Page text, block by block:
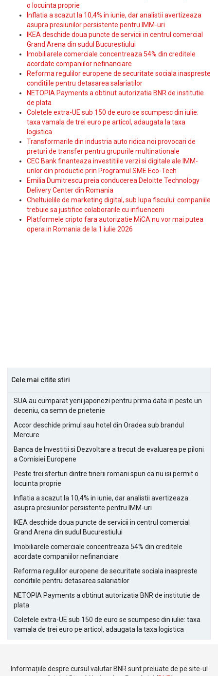
o locuinta proprie
Inflatia a scazut la 10,4% in iunie, dar analistii avertizeaza
asupra presiunilor persistente pentru IMM-uri
IKEA deschide doua puncte de servicii in centrul comercial
Grand Arena din sudul Bucurestiului
Imobiliarele comerciale concentreaza 54% din creditele
acordate companiilor nefinanciare
Reforma regulilor europene de securitate sociala inaspreste
conditiile pentru detasarea salariatilor
NETOPIA Payments a obtinut autorizatia BNR de institutie
de plata
Coletele extra-UE sub 150 de euro se scumpesc din iulie:
taxa vamala de trei euro pe articol, adaugata la taxa
logistica
Transformarile din industria auto ridica noi provocari de
preturi de transfer pentru grupurile multinationale
CEC Bank finanteaza investitiile verzi si digitale ale IMM-
urilor din productie prin Programul SME Eco-Tech
Emilia Dumitrescu preia conducerea Deloitte Technology
Delivery Center din Romania
Cheltuielile de marketing digital, sub lupa fiscului: companiile
trebuie sa justifice colaborarile cu influencerii
Platformele cripto fara autorizatie MiCA nu vor mai putea
opera in Romania de la 1 iulie 2026
Cele mai citite stiri
SUA au cumparat yeni japonezi pentru prima data in peste un
deceniu, ca semn de prietenie
Accor deschide primul sau hotel din Oradea sub brandul
Mercure
Banca de Investitii si Dezvoltare a trecut de evaluarea pe piloni
a Comisiei Europene
Peste trei sferturi dintre tinerii romani spun ca nu isi permit o
locuinta proprie
Inflatia a scazut la 10,4% in iunie, dar analistii avertizeaza
asupra presiunilor persistente pentru IMM-uri
IKEA deschide doua puncte de servicii in centrul comercial
Grand Arena din sudul Bucurestiului
Imobiliarele comerciale concentreaza 54% din creditele
acordate companiilor nefinanciare
Reforma regulilor europene de securitate sociala inaspreste
conditiile pentru detasarea salariatilor
NETOPIA Payments a obtinut autorizatia BNR de institutie de
plata
Coletele extra-UE sub 150 de euro se scumpesc din iulie: taxa
vamala de trei euro pe articol, adaugata la taxa logistica
Informațiile despre cursul valutar BNR sunt preluate de pe site-ul